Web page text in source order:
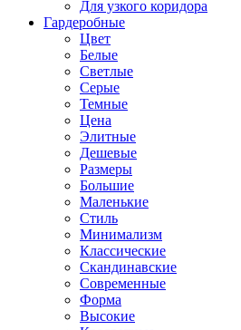
Для узкого коридора
Гардеробные
Цвет
Белые
Светлые
Серые
Темные
Цена
Элитные
Дешевые
Размеры
Большие
Маленькие
Стиль
Минимализм
Классические
Скандинавские
Современные
Форма
Высокие